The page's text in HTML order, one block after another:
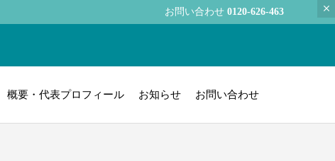
お問い合わせ 0120-626-463
概要・代表プロフィール お知らせ お問い合わせ